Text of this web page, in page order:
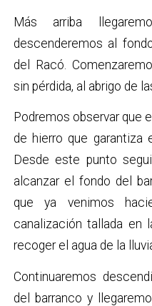
Más arriba
descenderemos al
del Racó.
sin pérdida, al abrigo de
Podremos observar que
de hierro que garantiza
Desde este punto
alcanzar el fondo del
que ya venimos
canalización tallada en
recoger el agua de la
Continuaremos
del barranco y